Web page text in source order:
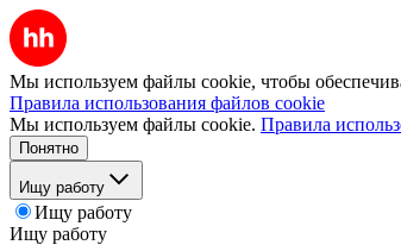
Мы используем файлы cookie, чтобы
Правила использования файлов cookie
Мы используем файлы cookie. Правила
Понятно
Ищу работу
Ищу работу
Ищу работу